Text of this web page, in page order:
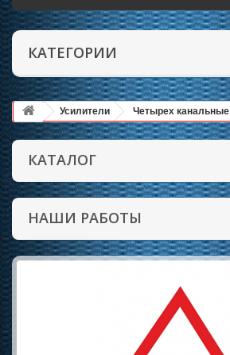
КАТЕГОРИИ
Усилители Четырех канальные
КАТАЛОГ
НАШИ РАБОТЫ